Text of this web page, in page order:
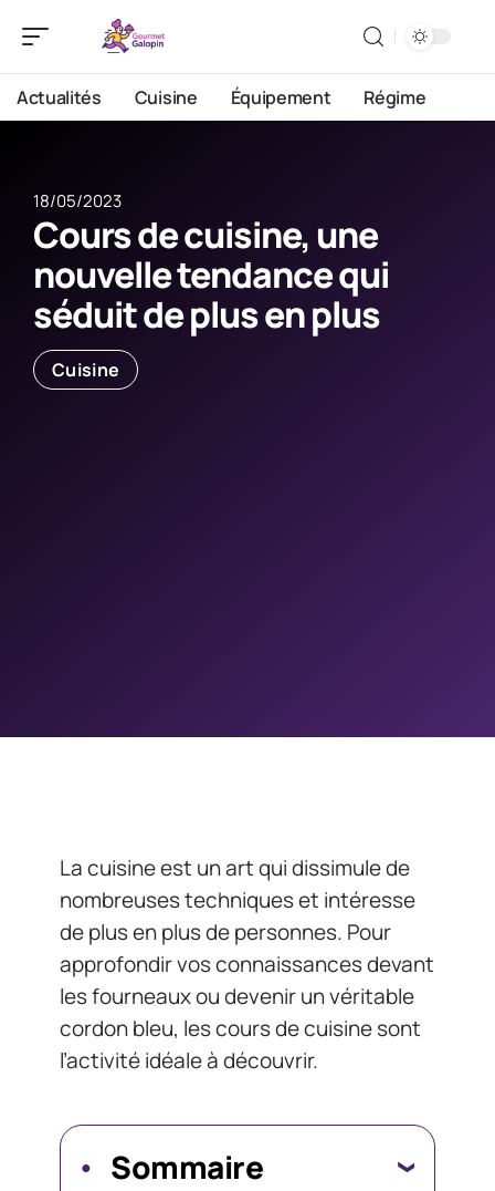
Actualités Cuisine Équipement Régime
18/05/2023
Cours de cuisine, une
nouvelle tendance qui
séduit de plus en plus
Cuisine
La cuisine est un art qui dissimule de
nombreuses techniques et intéresse
de plus en plus de personnes. Pour
approfondir vos connaissances devant
les fourneaux ou devenir un véritable
cordon bleu, les cours de cuisine sont
l’activité idéale à découvrir.
Sommaire